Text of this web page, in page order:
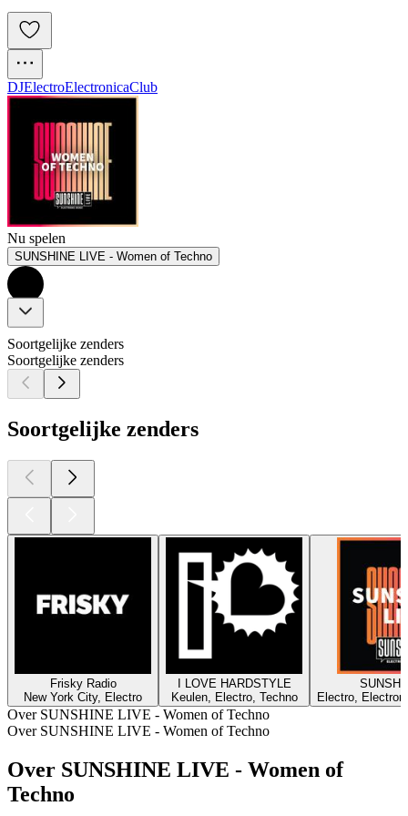
DJElectroElectronicaClub
Nu spelen
SUNSHINE LIVE - Women of Techno
Soortgelijke zenders
Soortgelijke zenders
Soortgelijke zenders
Frisky Radio
New York City, Electro
I LOVE HARDSTYLE
Keulen, Electro, Techno
Electro,
Over SUNSHINE LIVE - Women of Techno
Over SUNSHINE LIVE - Women of Techno
Over SUNSHINE LIVE - Women of
Techno